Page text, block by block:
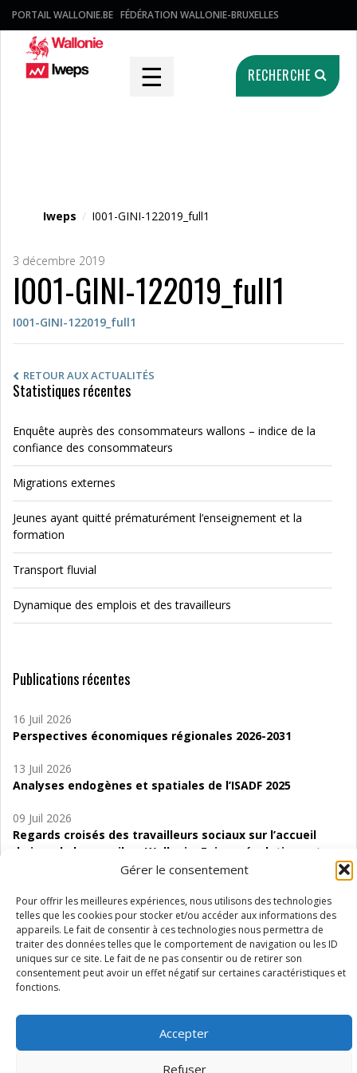
Gérer le consentement
Pour offrir les meilleures expériences, nous utilisons des technologies
telles que les cookies pour stocker et/ou accéder aux informations des
appareils. Le fait de consentir à ces technologies nous permettra de
traiter des données telles que le comportement de navigation ou les ID
uniques sur ce site. Le fait de ne pas consentir ou de retirer son
consentement peut avoir un effet négatif sur certaines caractéristiques et
fonctions.
Accepter
Refuser
PORTAIL WALLONIE.BE FÉDÉRATION WALLONIE-BRUXELLES
☰ RECHERCHE
Iweps / I001-GINI-122019_full1
3 décembre 2019
I001-GINI-122019_full1
I001-GINI-122019_full1
RETOUR AUX ACTUALITÉS
Statistiques récentes
Enquête auprès des consommateurs wallons – indice de la
confiance des consommateurs
Migrations externes
Jeunes ayant quitté prématurément l’enseignement et la
formation
Transport fluvial
Dynamique des emplois et des travailleurs
Publications récentes
16 Juil 2026
Perspectives économiques régionales 2026-2031
13 Juil 2026
Analyses endogènes et spatiales de l’ISADF 2025
09 Juil 2026
Regards croisés des travailleurs sociaux sur l’accueil
de jour de bas seuil en Wallonie. Enjeux, évolutions et
06 Juil 2026
Étude d’évaluabilité des Structures
d’accompagnement à l’autocréation d’emploi (SAACE)
01 Juil 2026
Pénurie du personnel infirmier :quels indicateurs
Wallonie ?